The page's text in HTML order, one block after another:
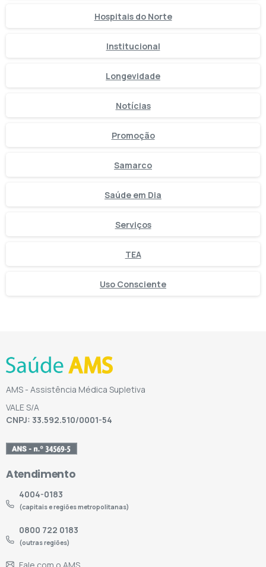
Hospitais do Norte
Institucional
Longevidade
Notícias
Promoção
Samarco
Saúde em Dia
Serviços
TEA
Uso Consciente
AMS - Assistência Médica Supletiva
VALE S/A
CNPJ: 33.592.510/0001-54
Atendimento
4004-0183
(capitais e regiões metropolitanas)
0800 722 0183
(outras regiões)